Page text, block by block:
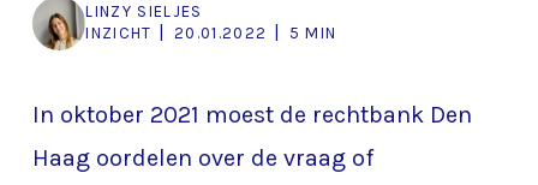
LINZY SIELJES
INZICHT
20.01.2022 5 MIN
In oktober 2021 moest de rechtbank Den
Haag oordelen over de vraag of